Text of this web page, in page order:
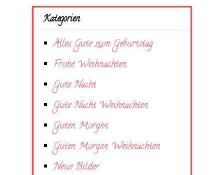
Kategorien
Alles Gute zum Geburtstag
Frohe Weihnachten
Gute Nacht
Gute Nacht Weihnachten
Guten Morgen
Guten Morgen Weihnachten
Neue Bilder